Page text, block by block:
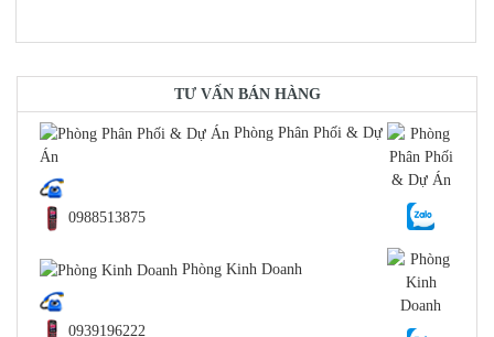
TƯ VẤN BÁN HÀNG
Phòng Phân Phối & Dự
Án
0988513875
Phòng Kinh Doanh
0939196222